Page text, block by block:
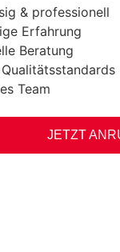
& professionell
Erfahrung
Beratung
Team
JETZT